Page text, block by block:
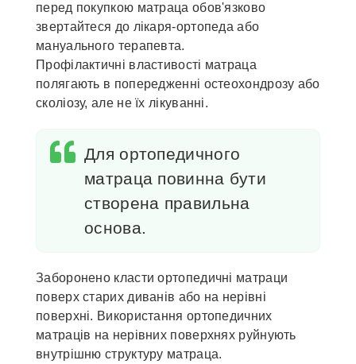
перед покупкою матраца обов'язково
звертайтеся до лікаря-ортопеда або
мануального терапевта.
Профілактичні властивості матраца
полягають в попередженні остеохондрозу або
сколіозу, але не їх лікуванні.
Для ортопедичного
матраца повинна бути
створена правильна
основа.
Заборонено класти ортопедичні матраци
поверх старих диванів або на нерівні
поверхні. Використання ортопедичних
матраців на нерівних поверхнях руйнують
внутрішню структуру матраца.